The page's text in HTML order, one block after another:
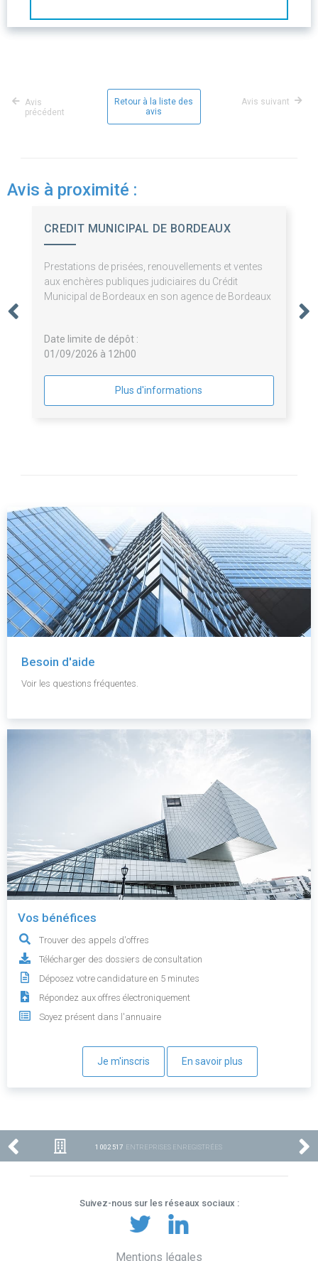
Avis
précédent
Retour à la liste des
avis
Avis suivant
Avis à proximité :
CREDIT MUNICIPAL DE BORDEAUX
Prestations de prisées, renouvellements et ventes
aux enchères publiques judiciaires du Crédit
Municipal de Bordeaux en son agence de Bordeaux
Date limite de dépôt :
01/09/2026 à 12h00
Plus d'informations
Besoin d'aide
Voir les questions fréquentes.
Vos bénéfices
Trouver des appels d'offres
Télécharger des dossiers de consultation
Déposez votre candidature en 5 minutes
Répondez aux offres électroniquement
Soyez présent dans l'annuaire
Je m'inscris En savoir plus
1 002 517 ENTREPRISES ENREGISTRÉES
Suivez-nous sur les réseaux sociaux :
Mentions légales